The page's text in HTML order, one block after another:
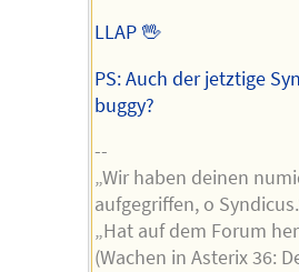
LLAP 🖖
PS: Auch der jetztige
buggy?
--
„Wir haben deinen
aufgegriffen, o
„Hat auf dem Forum
(Wachen in Asterix 36: